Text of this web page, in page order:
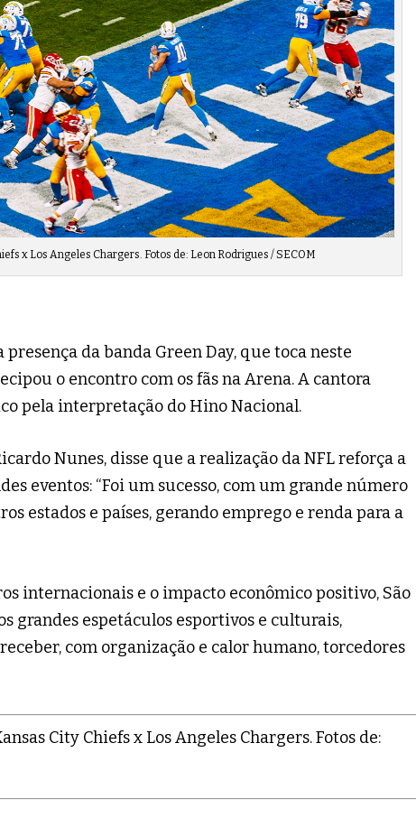
x Los Angeles Chargers. Fotos de: Leon Rodrigues / SECOM
da banda Green Day, que toca neste
o encontro com os fãs na Arena. A cantora
pela interpretação do Hino Nacional.
Nunes, disse que a realização da NFL reforça a
eventos: “Foi um sucesso, com um grande número
estados e países, gerando emprego e renda para a
internacionais e o impacto econômico positivo, São
grandes espetáculos esportivos e culturais,
com organização e calor humano, torcedores
City Chiefs x Los Angeles Chargers. Fotos de: